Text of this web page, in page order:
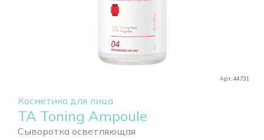
Арт. 44731
Косметика для лица
TA Toning Ampoule
Сыворотка осветляющая